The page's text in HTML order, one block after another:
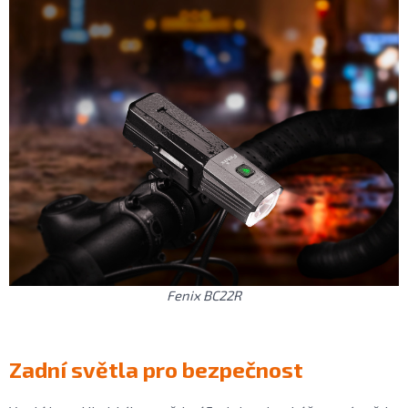
Fenix BC22R
Zadní světla pro bezpečnost